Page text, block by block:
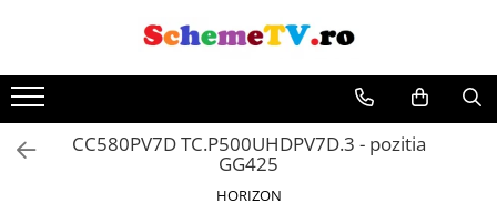
CC580PV7D TC.P500UHDPV7D.3 - pozitia
GG425
HORIZON